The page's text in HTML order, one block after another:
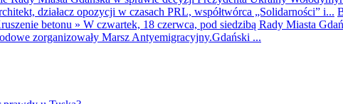
działacz opozycji w czasach PRL, współtwórca „Solidarności” i...
betonu » W czwartek, 18 czerwca, pod siedzibą Rady Miasta
zorganizowały Marsz Antyemigracyjny.Gdański ...